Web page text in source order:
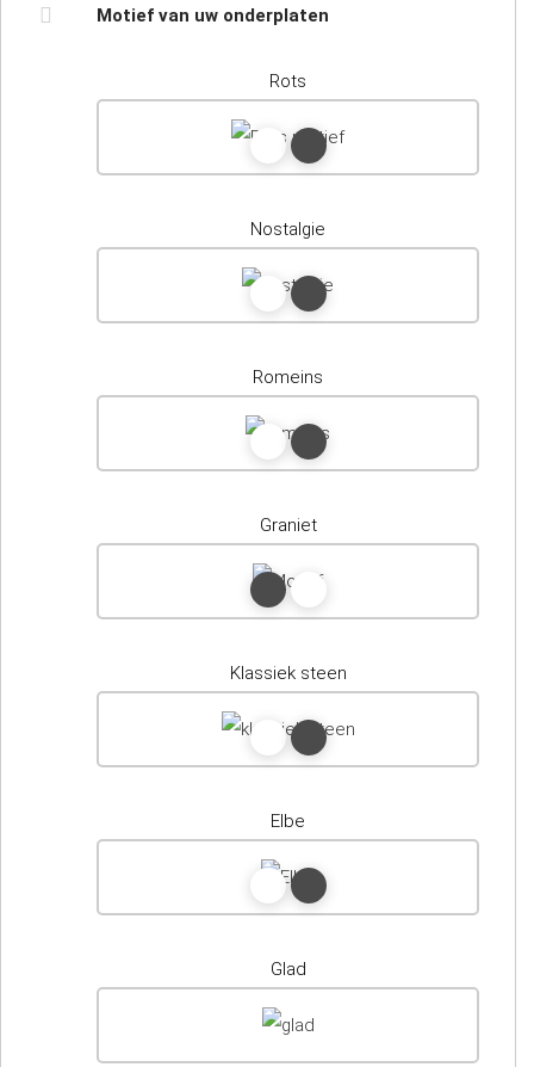
Motief van uw onderplaten
Rots
Nostalgie
Romeins
Graniet
Klassiek steen
Elbe
Glad